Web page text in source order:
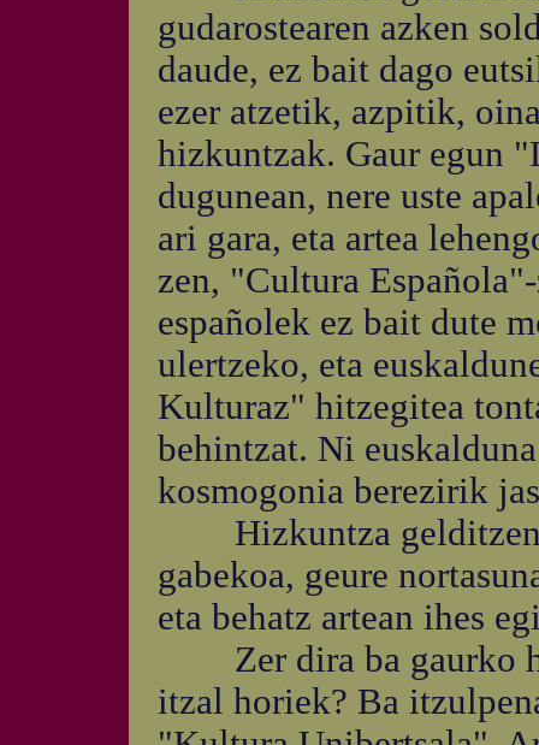
gudarostearen azken
daude, ez bait dago
ezer atzetik, azpitik,
hizkuntzak. Gaur egun
dugunean, nere uste
ari gara, eta artea
zen, "Cultura
españolek ez bait dute
ulertzeko, eta
Kulturaz" hitzegitea
behintzat. Ni
kosmogonia berezirik
Hizkuntza gelditzen
gabekoa, geure
eta behatz artean ihes
Zer dira ba gaurko
itzal horiek? Ba